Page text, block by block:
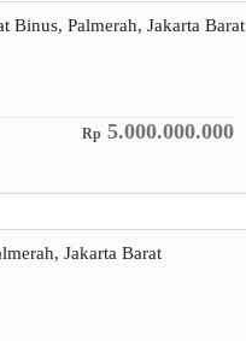
Binus, Palmerah, Jakarta Barat
Rp 5.000.000.000
Jakarta Barat